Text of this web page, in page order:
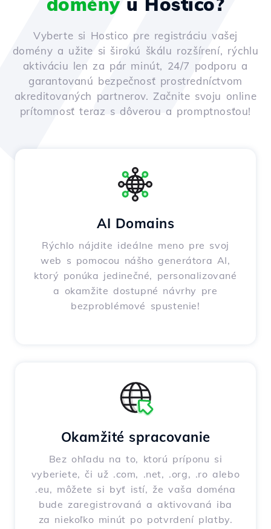
Vyberte si Hostico pre registráciu vašej
domény a užite si širokú škálu rozšírení, rýchlu
aktiváciu len za pár minút, 24/7 podporu a
garantovanú bezpečnosť prostredníctvom
akreditovaných partnerov. Začnite svoju online
prítomnosť teraz s dôverou a promptnosťou!
AI Domains
Rýchlo nájdite ideálne meno pre svoj
web s pomocou nášho generátora AI,
ktorý ponúka jedinečné, personalizované
a okamžite dostupné návrhy pre
bezproblémové spustenie!
Okamžité spracovanie
Bez ohľadu na to, ktorú príponu si
vyberiete, či už .com, .net, .org, .ro alebo
.eu, môžete si byť istí, že vaša doména
bude zaregistrovaná a aktivovaná iba
za niekoľko minút po potvrdení platby.